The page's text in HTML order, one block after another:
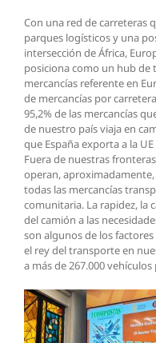
Con una red de carreteras
parques logísticos y una
intersección de África,
posiciona como un hub
mercancías referente en
de mercancías por
95,2% de las mercancías
de nuestro país viaja en
que España exporta a la
Fuera de nuestras
operan, aproximadamente,
todas las mercancías
comunitaria. La rapidez, la
del camión a las
son algunos de los
el rey del transporte en
a más de 267.000 vehículos